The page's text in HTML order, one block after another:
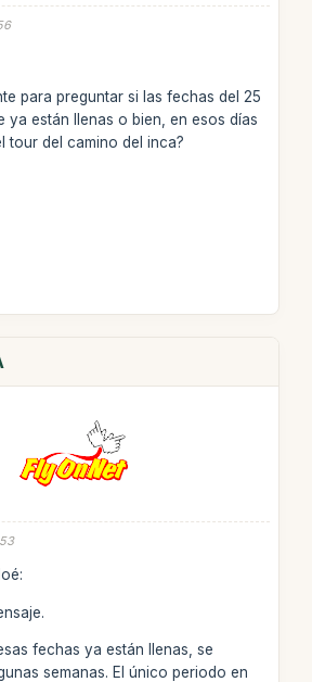
para preguntar si las fechas del 25
ya están llenas o bien, en esos días
tour del camino del inca?
fechas ya están llenas, se
semanas. El único periodo en